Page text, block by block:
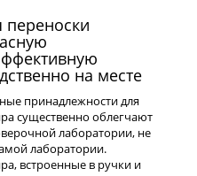
на месте
принадлежности для
существенно облегчают
лаборатории, не
лаборатории.
встроенные в ручки и